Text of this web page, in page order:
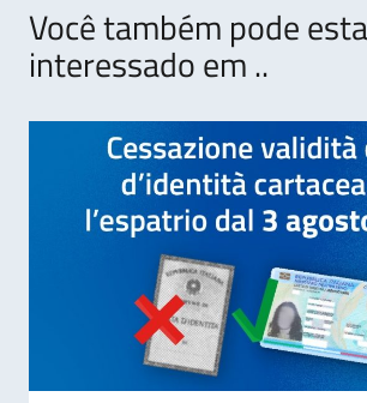
Você também pode
interessado em ..